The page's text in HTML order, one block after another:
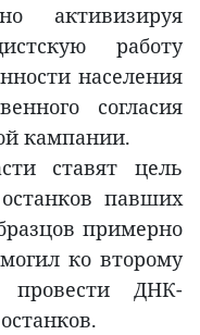
активизируя
работу
населения
согласия
кампании.
ставят цель
павших
примерно
ко второму
ДНК-